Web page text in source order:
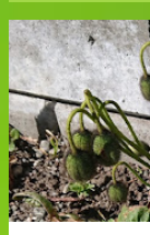
n
n
e
g